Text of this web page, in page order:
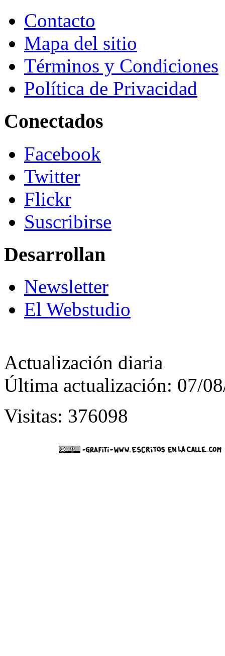
Contacto
Mapa del sitio
Términos y Condiciones
Política de Privacidad
Conectados
Facebook
Twitter
Flickr
Suscribirse
Desarrollan
Newsletter
El Webstudio
Actualización diaria
Última actualización: 07/
Visitas: 376098